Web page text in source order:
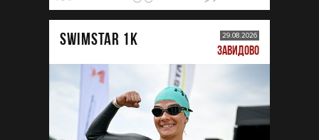
SWIMSTAR 1K 29.08.2026
ЗАВИДОВО